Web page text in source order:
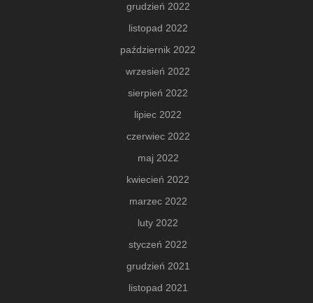
grudzień 2022
listopad 2022
październik 2022
wrzesień 2022
sierpień 2022
lipiec 2022
czerwiec 2022
maj 2022
kwiecień 2022
marzec 2022
luty 2022
styczeń 2022
grudzień 2021
listopad 2021